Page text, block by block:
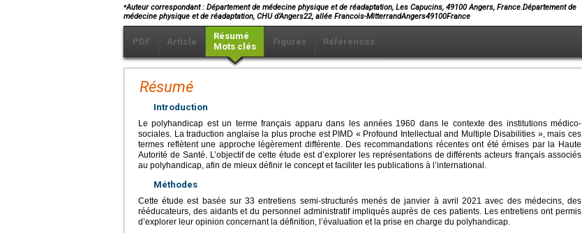
⁎Auteur correspondant : Département de médecine physique et de réadaptation, Les Capucins, 49100 Angers, France.Département de
médecine physique et de réadaptation, CHU d’Angers22, allée Francois-MitterrandAngers49100France
PDF Article
Résumé
Mots clés
Figures Références
Résumé
Introduction
Le polyhandicap est un terme français apparu dans les années 1960 dans le contexte des institutions médico-
sociales. La traduction anglaise la plus proche est PIMD « Profound Intellectual and Multiple Disabilities », mais ces
termes reflètent une approche légèrement différente. Des recommandations récentes ont été émises par la Haute
Autorité de Santé. L’objectif de cette étude est d’explorer les représentations de différents acteurs français associés
au polyhandicap, afin de mieux définir le concept et faciliter les publications à l’international.
Méthodes
Cette étude est basée sur 33 entretiens semi-structurés menés de janvier à avril 2021 avec des médecins, des
rééducateurs, des aidants et du personnel administratif impliqués auprès de ces patients. Les entretiens ont permis
d’explorer leur opinion concernant la définition, l’évaluation et la prise en charge du polyhandicap.